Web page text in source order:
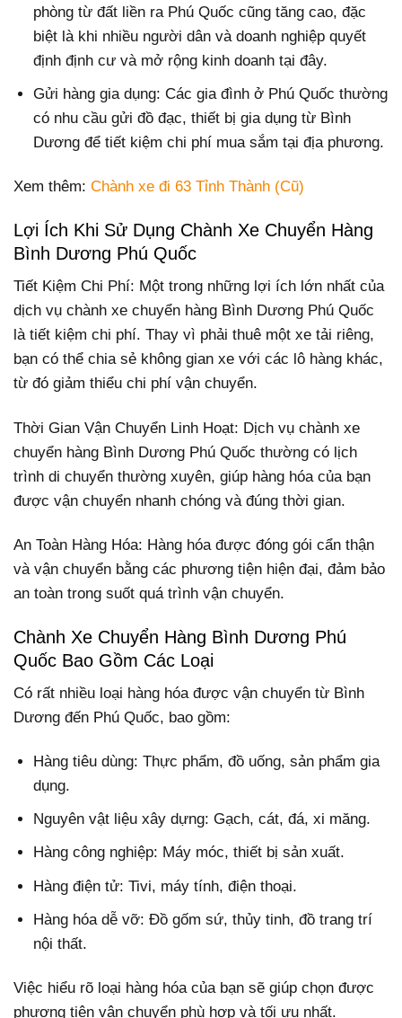
phòng từ đất liền ra Phú Quốc cũng tăng cao, đặc
biệt là khi nhiều người dân và doanh nghiệp quyết
định định cư và mở rộng kinh doanh tại đây.
Gửi hàng gia dụng: Các gia đình ở Phú Quốc thường
có nhu cầu gửi đồ đạc, thiết bị gia dụng từ Bình
Dương để tiết kiệm chi phí mua sắm tại địa phương.
Xem thêm: Chành xe đi 63 Tỉnh Thành (Cũ)
Lợi Ích Khi Sử Dụng Chành Xe Chuyển Hàng
Bình Dương Phú Quốc
Tiết Kiệm Chi Phí: Một trong những lợi ích lớn nhất của
dịch vụ chành xe chuyển hàng Bình Dương Phú Quốc
là tiết kiệm chi phí. Thay vì phải thuê một xe tải riêng,
bạn có thể chia sẻ không gian xe với các lô hàng khác,
từ đó giảm thiểu chi phí vận chuyển.
Thời Gian Vận Chuyển Linh Hoạt: Dịch vụ chành xe
chuyển hàng Bình Dương Phú Quốc thường có lịch
trình di chuyển thường xuyên, giúp hàng hóa của bạn
được vận chuyển nhanh chóng và đúng thời gian.
An Toàn Hàng Hóa: Hàng hóa được đóng gói cẩn thận
và vận chuyển bằng các phương tiện hiện đại, đảm bảo
an toàn trong suốt quá trình vận chuyển.
Chành Xe Chuyển Hàng Bình Dương Phú
Quốc Bao Gồm Các Loại
Có rất nhiều loại hàng hóa được vận chuyển từ Bình
Dương đến Phú Quốc, bao gồm:
Hàng tiêu dùng: Thực phẩm, đồ uống, sản phẩm gia
dụng.
Nguyên vật liệu xây dựng: Gạch, cát, đá, xi măng.
Hàng công nghiệp: Máy móc, thiết bị sản xuất.
Hàng điện tử: Tivi, máy tính, điện thoại.
Hàng hóa dễ vỡ: Đồ gốm sứ, thủy tinh, đồ trang trí
nội thất.
Việc hiểu rõ loại hàng hóa của bạn sẽ giúp chọn được
phương tiện vận chuyển phù hợp và tối ưu nhất.